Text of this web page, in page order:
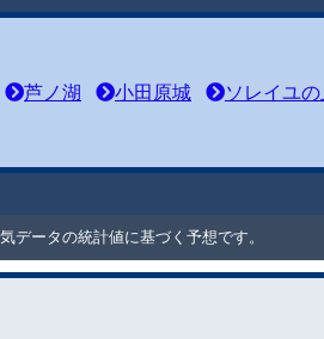
芦ノ湖 小田原城 ソレイユの
ータの統計値に基づく予想です。